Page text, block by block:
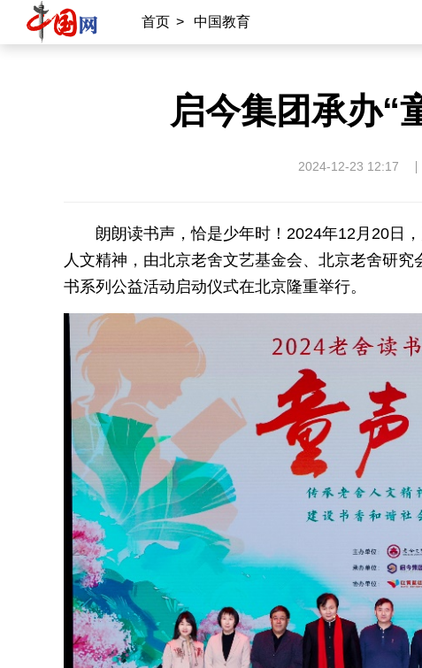
首页 > 中国教育
启今集团承办“
2024-12-23 12:17
朗朗读书声，恰是少年时！2024年12月20日
人文精神，由北京老舍文艺基金会、北京老舍研
书系列公益活动启动仪式在北京隆重举行。